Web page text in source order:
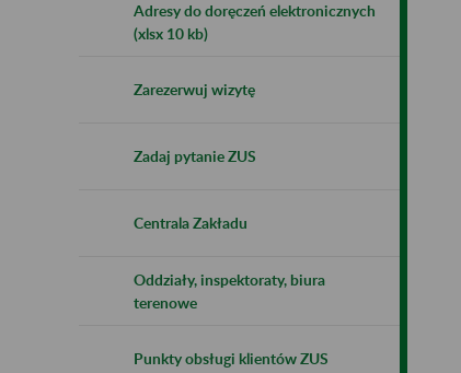
Adresy do doręczeń elektronicznych
(xlsx 10 kb)
Zarezerwuj wizytę
Zadaj pytanie ZUS
Centrala Zakładu
Oddziały, inspektoraty, biura
terenowe
Punkty obsługi klientów ZUS